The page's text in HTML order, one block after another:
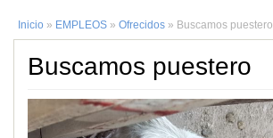
Inicio » EMPLEOS » Ofrecidos » Buscamos puestero
Buscamos puestero